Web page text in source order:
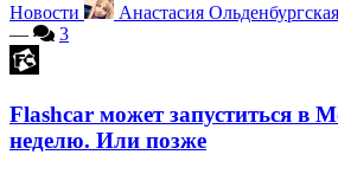
Новости Анастасия Ольденбургская
—
3
Flashcar может запуститься в
неделю. Или позже